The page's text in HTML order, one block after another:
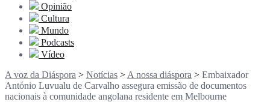
Opinião
Cultura
Mundo
Podcasts
Vídeo
A voz da Diáspora > Notícias > A nossa diáspora > Embaixador
António Luvualu de Carvalho assegura emissão de documentos
nacionais à comunidade angolana residente em Melbourne